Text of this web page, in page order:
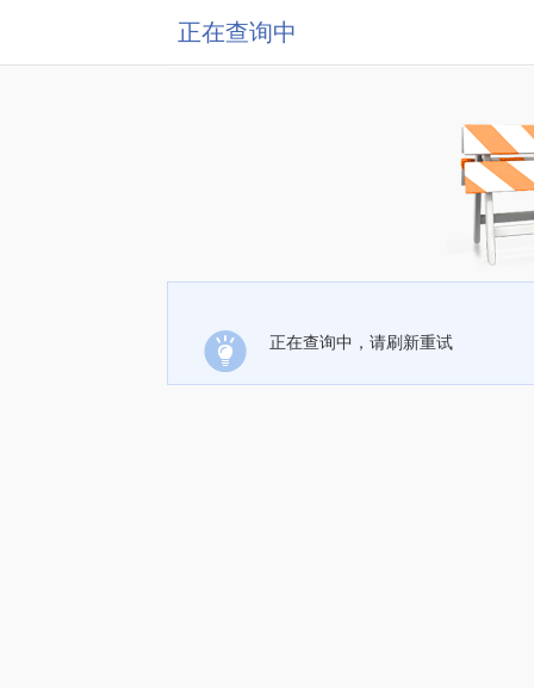
正在查询中
正在查询中，请刷新重试